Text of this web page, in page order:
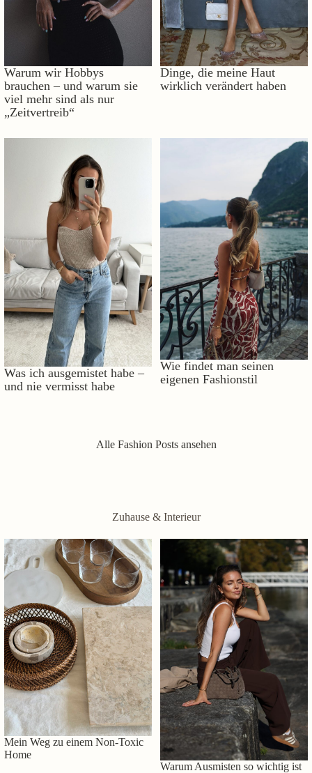
Warum wir Hobbys
brauchen – und warum sie
viel mehr sind als nur
„Zeitvertreib“
Dinge, die meine Haut
wirklich verändert haben
Was ich ausgemistet habe –
und nie vermisst habe
Wie findet man seinen
eigenen Fashionstil
Alle Fashion Posts ansehen
Zuhause & Interieur
Mein Weg zu einem Non-Toxic
Home
Warum Ausmisten so wichtig ist